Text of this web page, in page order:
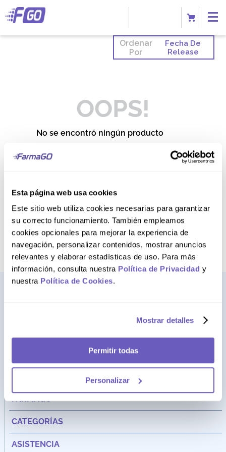
Esta página web usa cookies
Este sitio web utiliza cookies necesarias para garantizar
su correcto funcionamiento. También empleamos
cookies opcionales para mejorar la experiencia de
navegación, personalizar contenidos, mostrar anuncios
relevantes y elaborar estadísticas de uso. Para más
información, consulta nuestra Política de Privacidad y
nuestra Política de Cookies.
Mostrar detalles
Permitir todas
Personalizar
Ordenar
Por
Fecha De
Release
OOPS!
No se encontró ningún producto
Intenta utilizar una sola palabra
búsqueda
Intenta buscar sinónimos del
término deseado
Av. Santa Cecilia Nro. 265 Ate - Lima, Perú
FARMAGO
CATEGORÍAS
ASISTENCIA